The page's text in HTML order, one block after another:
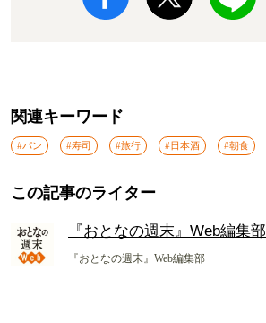
関連キーワード
#パン #寿司 #旅行 #日本酒 #朝食
この記事のライター
『おとなの週末』Web編集部
『おとなの週末』Web編集部